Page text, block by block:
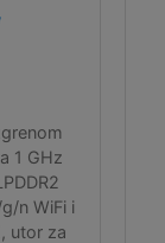
1 GHz
n WiFi i
utor za